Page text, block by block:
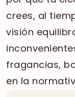
crees, al
visión
fragancias,
en la